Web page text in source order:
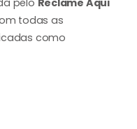
pelo Reclame Aqui
todas as
como